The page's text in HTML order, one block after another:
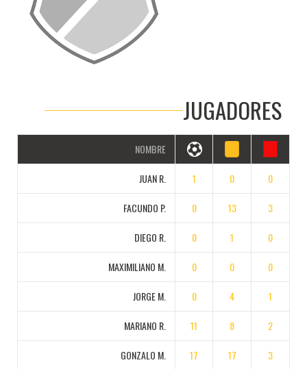
JUGADORES
NOMBRE
JUAN R. 1 0 0
FACUNDO P. 0 13 3
DIEGO R. 0 1 0
MAXIMILIANO M. 0 0 0
JORGE M. 0 4 1
MARIANO R. 11 8 2
GONZALO M. 17 17 3